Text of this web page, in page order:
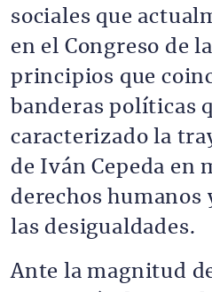
sociales que
en el Congreso de
principios que
banderas políticas
caracterizado la
de Iván Cepeda en
derechos humanos
las desigualdades.
Ante la magnitud